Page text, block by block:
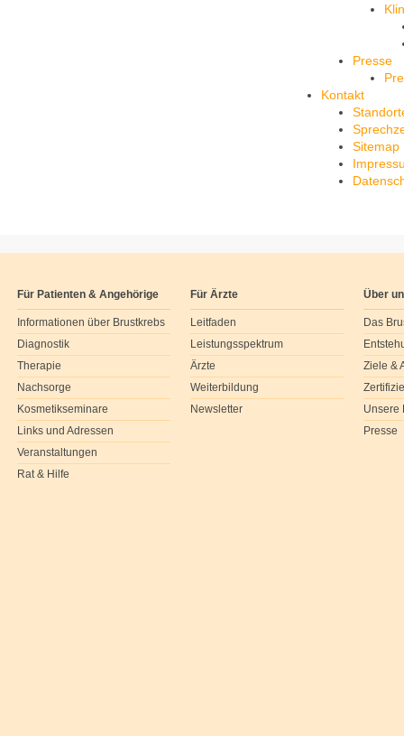
Presse
Kontakt
Sitemap
Für Patienten & Angehörige
Informationen über Brustkrebs
Diagnostik
Therapie
Nachsorge
Kosmetikseminare
Links und Adressen
Veranstaltungen
Rat & Hilfe
Für Ärzte
Leitfaden
Leistungsspektrum
Ärzte
Weiterbildung
Newsletter
Über
Das
Ziele &
Unsere
Presse